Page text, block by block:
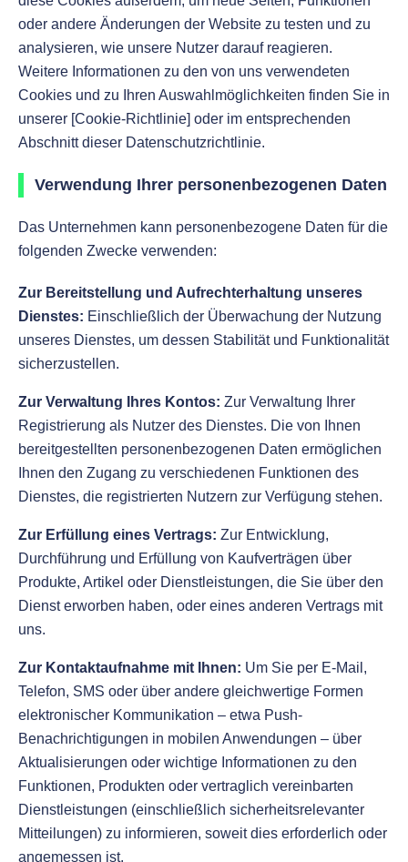
oder andere Änderungen der Website zu testen und zu
analysieren, wie unsere Nutzer darauf reagieren.
Weitere Informationen zu den von uns verwendeten
Cookies und zu Ihren Auswahlmöglichkeiten finden Sie in
unserer [Cookie-Richtlinie] oder im entsprechenden
Abschnitt dieser Datenschutzrichtlinie.
Verwendung Ihrer personenbezogenen Daten
Das Unternehmen kann personenbezogene Daten für die
folgenden Zwecke verwenden:
Zur Bereitstellung und Aufrechterhaltung unseres
Dienstes: Einschließlich der Überwachung der Nutzung
unseres Dienstes, um dessen Stabilität und Funktionalität
sicherzustellen.
Zur Verwaltung Ihres Kontos: Zur Verwaltung Ihrer
Registrierung als Nutzer des Dienstes. Die von Ihnen
bereitgestellten personenbezogenen Daten ermöglichen
Ihnen den Zugang zu verschiedenen Funktionen des
Dienstes, die registrierten Nutzern zur Verfügung stehen.
Zur Erfüllung eines Vertrags: Zur Entwicklung,
Durchführung und Erfüllung von Kaufverträgen über
Produkte, Artikel oder Dienstleistungen, die Sie über den
Dienst erworben haben, oder eines anderen Vertrags mit
uns.
Zur Kontaktaufnahme mit Ihnen: Um Sie per E-Mail,
Telefon, SMS oder über andere gleichwertige Formen
elektronischer Kommunikation – etwa Push-
Benachrichtigungen in mobilen Anwendungen – über
Aktualisierungen oder wichtige Informationen zu den
Funktionen, Produkten oder vertraglich vereinbarten
Dienstleistungen (einschließlich sicherheitsrelevanter
Mitteilungen) zu informieren, soweit dies erforderlich oder
angemessen ist.